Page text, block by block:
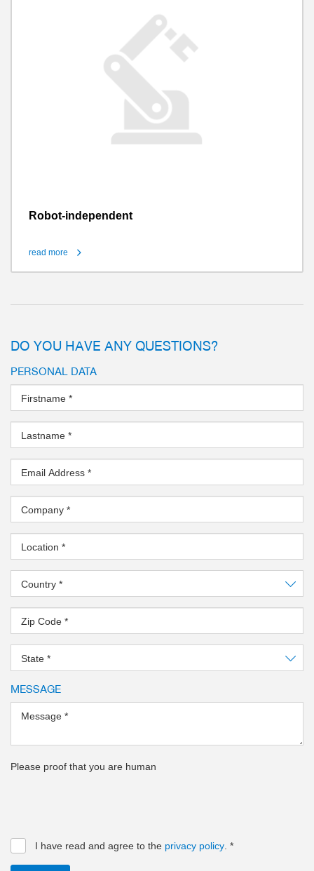
Robot-independent
read more
DO YOU HAVE ANY QUESTIONS?
PERSONAL DATA
Firstname *
Lastname *
Email Address *
Company *
Location *
Country *
Zip Code *
State *
MESSAGE
Message *
Please proof that you are human
I have read and agree to the privacy policy *